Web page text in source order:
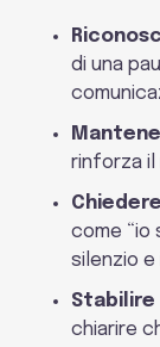
di una
rinforza il
come “io
silenzio
chiarire